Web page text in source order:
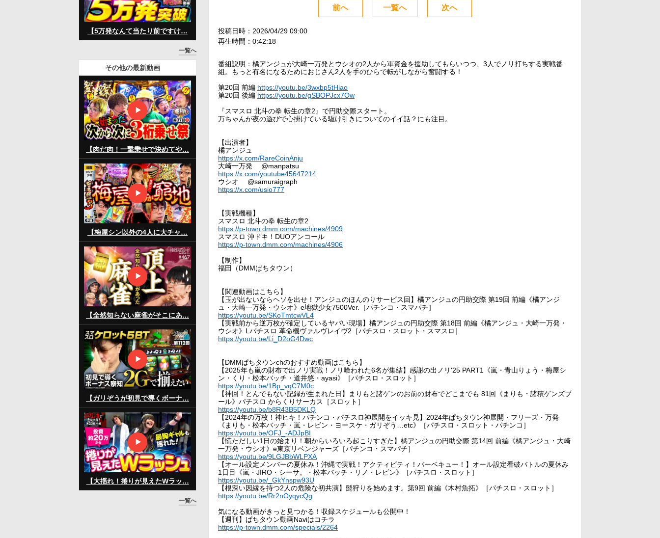
【5万発なんて当たり前ですけ…
一覧へ
その他の最新動画
【肉だ肉！一撃乗せで決めてや…
【梅屋シン以外の4人に大チャ…
【全然知らない麻雀がそこにあ…
【ガリぞうが初見で導くボーナ…
【大揺れ！捲りが見えたWラッ…
一覧へ
前へ 一覧へ 次へ
投稿日時：2026/04/29 09:00
再生時間：0:42:18
番組説明：橘アンジュが大崎一万発とウシオの2人から軍資金を援助してもらいつつ、3人でノリ打ちする実戦番
組。もっと有名になるためにおじさん2人を手のひらで転がしながら奮闘する！
第20回 前編 https://youtu.be/3wxbp5tHiao
第20回 後編 https://youtu.be/gSBOPJcx7Ow
『スマスロ 北斗の拳 転生の章2』で円助交際スタート。
万ちゃんが夜の遊びで心掛けている駆け引きについてのイイ話？にも注目。
【出演者】
橘アンジュ
https://x.com/RareCoinAnju
大崎一万発 @manpatsu
https://x.com/youtube45647214
ウシオ @samuraigraph
https://x.com/usio777
【実戦機種】
スマスロ 北斗の拳 転生の章2
https://p-town.dmm.com/machines/4909
スマスロ 沖ドキ！DUOアンコール
https://p-town.dmm.com/machines/4906
【制作】
福田（DMMぱちタウン）
【関連動画はこちら】
【玉が出ないならヘソを出せ！アンジュのほんのりサービス回】橘アンジュの円助交際 第19回 前編《橘アンジ
ュ・大崎一万発・ウシオ》e地獄少女7500Ver.［パチンコ・スマパチ］
https://youtu.be/SKoTmtcwVL4
【実戦前から逆万枚が確定しているヤバい現場】橘アンジュの円助交際 第18回 前編《橘アンジュ・大崎一万発・
ウシオ》Lパチスロ 革命機ヴァルヴレイヴ2［パチスロ・スロット・スマスロ］
https://youtu.be/Li_D2oG4Dwc
【DMMぱちタウンchのおすすめ動画はこちら】
【2025年も嵐の財布で出ノリ実戦！ノリ喰われた6名が集結】感謝の出ノリ'25 PART1《嵐・青山りょう・梅屋シ
ン・くり・松本バッチ・道井悠・ayasi》［パチスロ・スロット］
https://youtu.be/1Bp_vqC7M0c
【神回！とんでもない記録が生まれた日】まりもと諸ゲンのお前の財布でどこまでも 81回《まりも・諸積ゲンズブ
ール》パチスロ からくりサーカス［スロット］
https://youtu.be/b8R43B5DKLQ
【2024年の万枚！神ヒキ！パチンコ・パチスロ神展開をイッキ見】2024年ぱちタウン神展開・フリーズ・万発
《まりも・松本バッチ・嵐・レビン・ヨースケ・ガリぞう…etc》［パチスロ・スロット・パチンコ］
https://youtu.be/OFJ_-ADJpBI
【慌ただしい1日の始まり！朝からいろいろ起こりすぎた】橘アンジュの円助交際 第14回 前編《橘アンジュ・大崎
一万発・ウシオ》e東京リベンジャーズ［パチンコ・スマパチ］
https://youtu.be/9LGJBbWLPXA
【オール設定メンバーの夏休み！沖縄で実戦！アクティビティ！バーベキュー！】オール設定看破バトルの夏休み
1日目《嵐・JIRO・シーサ。・松本バッチ・リノ・レビン》［パチスロ・スロット］
https://youtu.be/_GkYnspw93U
【根深い因縁を持つ2人の危険な初共演】髭狩りを始めます。第9回 前編《木村魚拓》［パチスロ・スロット］
https://youtu.be/Rr2nOyqycQg
気になる動画がきっと見つかる！収録スケジュールも公開中！
【週刊】ぱちタウン動画Naviはコチラ
https://p-town.dmm.com/specials/2264